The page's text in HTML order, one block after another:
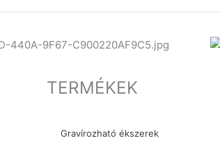
TERMÉKEK
Gravírozható ékszerek